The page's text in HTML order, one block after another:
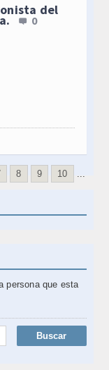
del
0
8 9 10
persona que esta